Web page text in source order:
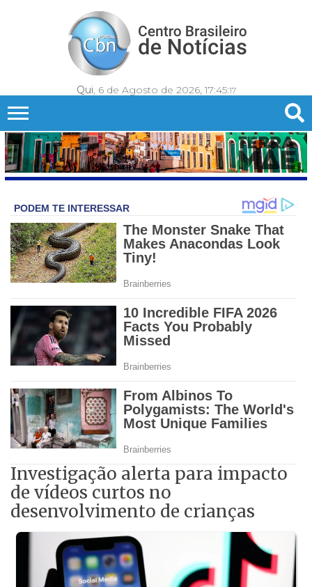
Qui, 6 de Agosto de 2026, 17:45:19
Investigação alerta para impacto
de vídeos curtos no
desenvolvimento de crianças